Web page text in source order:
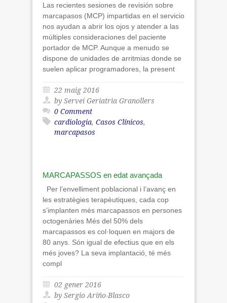
Las recientes sesiones de revisión sobre
marcapasos (MCP) impartidas en el servicio
nos ayudan a abrir los ojos y atender a las
múltiples consideraciones del paciente
portador de MCP. Aunque a menudo se
dispone de unidades de arritmias donde se
suelen aplicar programadores, la present
22 maig 2016
by Servei Geriatria Granollers
0 Comment
cardiologia, Casos Clínicos,
marcapasos
MARCAPASSOS en edat avançada
Per l’envelliment poblacional i l’avanç en
les estratègies terapèutiques, cada cop
s’implanten més marcapassos en persones
octogenàries Més del 50% dels
marcapassos es col·loquen en majors de
80 anys. Són igual de efectius que en els
més joves? La seva implantació, té més
compl
02 gener 2016
by Sergio Ariño-Blasco